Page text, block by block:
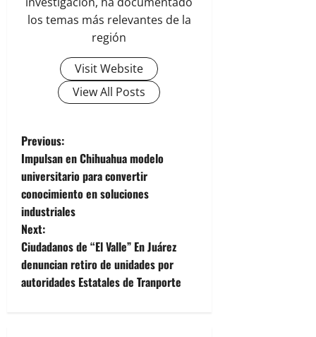
los temas más relevantes de la
región
Visit Website
View All Posts
P
o
s
t
n
a
Previous:
Impulsan en Chihuahua modelo
universitario para convertir
conocimiento en soluciones
industriales
Next:
Ciudadanos de “El Valle” En Juárez
denuncian retiro de unidades por
autoridades Estatales de Tranporte